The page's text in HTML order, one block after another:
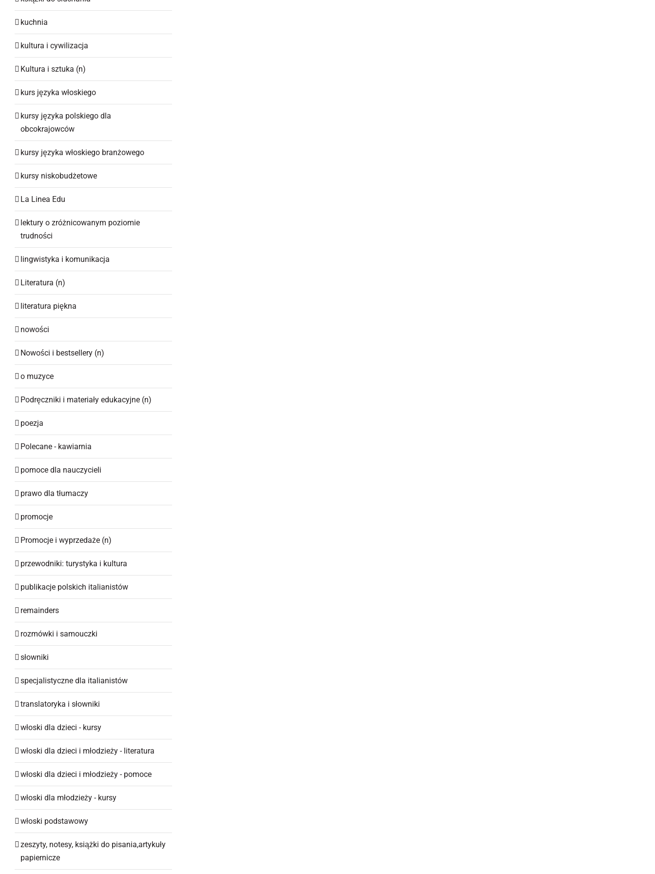
kuchnia
kultura i cywilizacja
Kultura i sztuka (n)
kurs języka włoskiego
kursy języka polskiego dla
obcokrajowców
kursy języka włoskiego branżowego
kursy niskobudżetowe
La Linea Edu
lektury o zróżnicowanym poziomie
trudności
lingwistyka i komunikacja
Literatura (n)
literatura piękna
nowości
Nowości i bestsellery (n)
o muzyce
Podręczniki i materiały edukacyjne (n)
poezja
Polecane - kawiarnia
pomoce dla nauczycieli
prawo dla tłumaczy
promocje
Promocje i wyprzedaże (n)
przewodniki: turystyka i kultura
publikacje polskich italianistów
remainders
rozmówki i samouczki
słowniki
specjalistyczne dla italianistów
translatoryka i słowniki
włoski dla dzieci - kursy
włoski dla dzieci i młodzieży - literatura
włoski dla dzieci i młodzieży - pomoce
włoski dla młodzieży - kursy
włoski podstawowy
zeszyty, notesy, książki do pisania,artykuły
papiernicze